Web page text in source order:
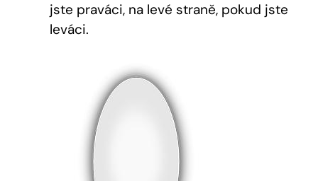
jste praváci, na ⁢levé straně, pokud⁢ jste
leváci.